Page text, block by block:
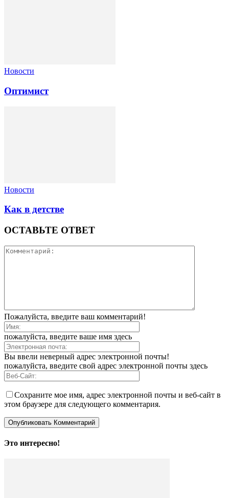
Новости
Оптимист
Новости
Как в детстве
ОСТАВЬТЕ ОТВЕТ
Пожалуйста, введите ваш комментарий!
пожалуйста, введите ваше имя здесь
Вы ввели неверный адрес электронной почты!
пожалуйста, введите свой адрес электронной почты здесь
Сохраните мое имя, адрес электронной почты и веб-сайт в
этом браузере для следующего комментария.
Это интересно!